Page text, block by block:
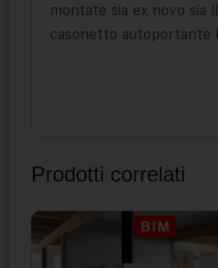
montate sia ex novo sia
casonetto autoportante
Prodotti correlati